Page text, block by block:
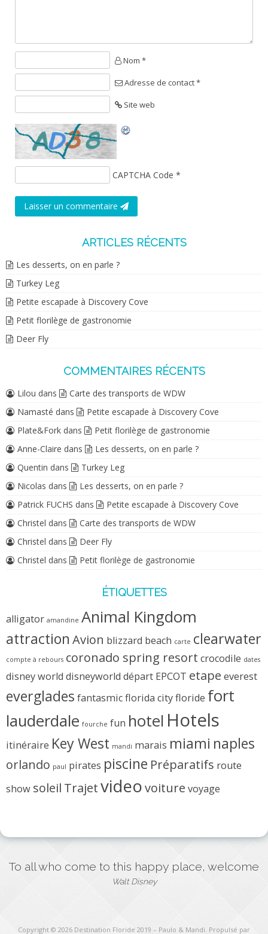
Nom *
Adresse de contact *
Site web
CAPTCHA Code *
Laisser un commentaire
ARTICLES RÉCENTS
Les desserts, on en parle ?
Turkey Leg
Petite escapade à Discovery Cove
Petit florilège de gastronomie
Deer Fly
COMMENTAIRES RÉCENTS
Lilou dans
Carte des transports de WDW
Namasté dans
Petite escapade à Discovery Cove
Plate&Fork dans
Petit florilège de gastronomie
Anne-Claire dans
Les desserts, on en parle ?
Quentin dans
Turkey Leg
Nicolas dans
Les desserts, on en parle ?
Patrick FUCHS dans
Petite escapade à Discovery Cove
Christel dans
Carte des transports de WDW
Christel dans
Deer Fly
Christel dans Petit florilège de gastronomie
ÉTIQUETTES
alligator amandine Animal Kingdom
attraction Avion blizzard beach carte clearwater
compte à rebours coronado spring resort crocodile dates
disney world disneyworld départ EPCOT etape everest
everglades fantasmicflorida cityfloride fort
lauderdale fourche fun hotel Hotels
itinéraire Key West mandi marais miami naples
orlando paul pirates piscine Préparatifs route
show soleil Trajetvideovoiture voyage
To all who come to this happy place, welcome
Walt Disney
Copyright © 2026 Destination Floride 2019 – Paulo & Mandi. Propulsé par